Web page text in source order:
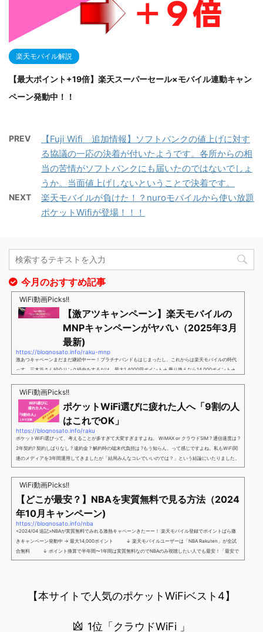
楽天モバイル解説
【最大ポイント+19倍】楽天スーパーセール×モバイル連動キャン
ペーン発動中！！
PREV
【Fuji Wifi 追加情報】ソフトバンクの値上げに対す
る協議の一応の決着が付いたようです。各所からの相
当の苦情がソフトバンクにも届いたのではないでしょ
うか。当面値上げしないということで決着です。
NEXT
楽天モバイルが負けた！？nuroモバイルから使い放題
ポケットWifiが登場！！！
今月のおすすめ記事
WiFi動画Picks!!
【激アツキャンペーン】楽天モバイルの
MNPキャンペーンがヤバい（2025年3月
最新)
https://blognosato.info/raku-mnp
激あつキャペーンまだまだ継続中ーー！プラチナバンドもはじまったし、これからは楽天モバイルの時代
っす。三木谷さん紹介リンク経由をするだけ。最大1,4000円ポイント→ 乗り換えなら14,000ポイント→
谷さんキャンペーン／2回線目以降でもOK再契約でもでもOK背水の陣の楽天モバイル。ついに「最後の賭
け」とも思えるポイントばら撒きキャンペーンを発動してきました。■キャンペーン概要三木谷社長の特
別招待ページから楽天モバイ...
WiFi動画Picks!!
ポケットWiFi選びに疲れた人へ「9割の人
はこれでOK」
https://blognosato.info/raku
ポケットWiFi選びって、考えることが多すぎて大変すぎますよね。 WiMAX or クラウドSIM ? 通信速度は ?
2年契約? 契約しばりなし ? 違約金 ? 解約時の端末代負担は ?もう知らん、って感じですよね。私もWiFi関
連のメディアを3年間運用してきましたが「結局みんなコレでいいのでは？」という結論にいたりました。
ということで、「ポケットWiFi選びに疲れた」「結局どれがいいのか分からない」と言う人向けに【最終
解】を用意しました。ポケットWiFiのヘビーユーザー視点で「90％の人はこれだけでいいやん」というも
のなので、「多...
WiFi動画Picks!!
【どこが最安？】NBAを実質無料で見る方法（2024
年10月キャンペーン)
https://blognosato.info/nba
<2024/04 追記>NBAが実質無料でみれる激熱キャペーンきたーー！ 楽天モバイル登録でポイントばら撒
きキャンペーン発動中 → 最大14,000ポイント ↓ 楽天モバイルユーザーは「NBA Rakuten」が全試
合無料 ↓ ポイント換算で半年間〜1年間は実質無料なのでNBAのみ視聴したい人でも最安！「最安で
NBAを見る方法」が「楽天モバイルを契約すること」というもはや意味不明な状況...楽天モバイルでNBAを
【本サイトで人気のポケットWiFiベスト4】
1位「クラウドWiFi 」